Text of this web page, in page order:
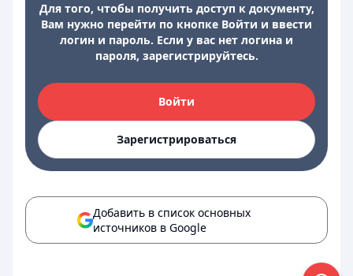
Для того, чтобы получить доступ к документу,
Вам нужно перейти по кнопке Войти и ввести
логин и пароль. Если у вас нет логина и
пароля, зарегистрируйтесь.
Войти
Зарегистрироваться
Добавить в список основных
источников в Google